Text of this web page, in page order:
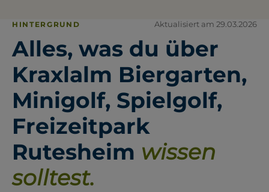
HINTERGRUND Aktualisiert am 29.03.2026
Alles, was du über
Kraxlalm Biergarten,
Minigolf, Spielgolf,
Freizeitpark
Rutesheim wissen
solltest.